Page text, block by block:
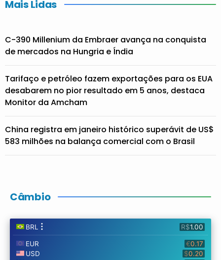
Mais Lidas
C-390 Millenium da Embraer avança na conquista
de mercados na Hungria e Índia
Tarifaço e petróleo fazem exportações para os EUA
desabarem no pior resultado em 5 anos, destaca
Monitor da Amcham
China registra em janeiro histórico superávit de US$
583 milhões na balança comercial com o Brasil
Câmbio